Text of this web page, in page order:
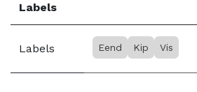
Labels
Labels Eend Kip Vis